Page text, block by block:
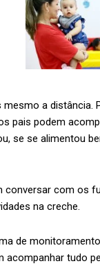
a distância.
pais podem
se se alimentou
conversar com os
na creche.
de
acompanhar tudo